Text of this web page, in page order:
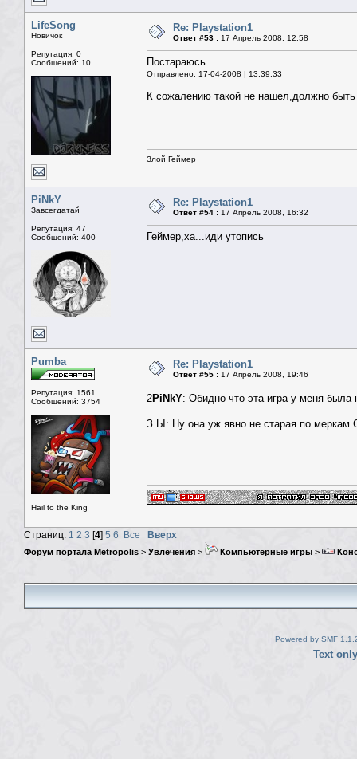
LifeSong
Новичок
Репутация: 0
Сообщений: 10
Re: Playstation1
Ответ #53 : 17 Апрель 2008, 12:58
Постараюсь...
Отправлено: 17-04-2008 | 13:39:33
К сожалению такой не нашел,должно быть
Злой Геймер
PiNkY
Завсегдатай
Репутация: 47
Сообщений: 400
Re: Playstation1
Ответ #54 : 17 Апрель 2008, 16:32
Геймер,ха...иди утопись
Pumba
Репутация: 1561
Сообщений: 3754
Hail to the King
Re: Playstation1
Ответ #55 : 17 Апрель 2008, 19:46
2PiNkY: Обидно что эта игра у меня была
З.Ы: Ну она уж явно не старая по меркам
Страниц: 1 2 3 [4] 5 6 Все Вверх
Форум портала Metropolis > Увлечения > Компьютерные игры >
Powered by SMF
Text